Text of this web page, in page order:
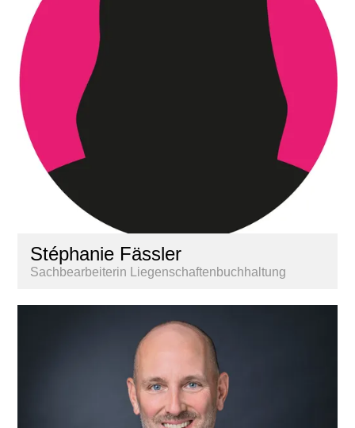
Stéphanie Fässler
Sachbearbeiterin Liegenschaftenbuchhaltung